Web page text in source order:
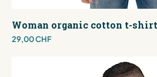
Woman organic cotton t-
Preis
29,00 CHF